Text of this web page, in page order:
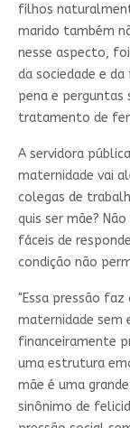
filhos
marido também
nesse aspecto,
da sociedade e
pena e perguntas
tratamento de
A servidora
maternidade vai
colegas de
quis ser mãe?
fáceis de
condição não
"Essa pressão
maternidade sem
financeiramente
uma estrutura
mãe é uma
sinônimo de